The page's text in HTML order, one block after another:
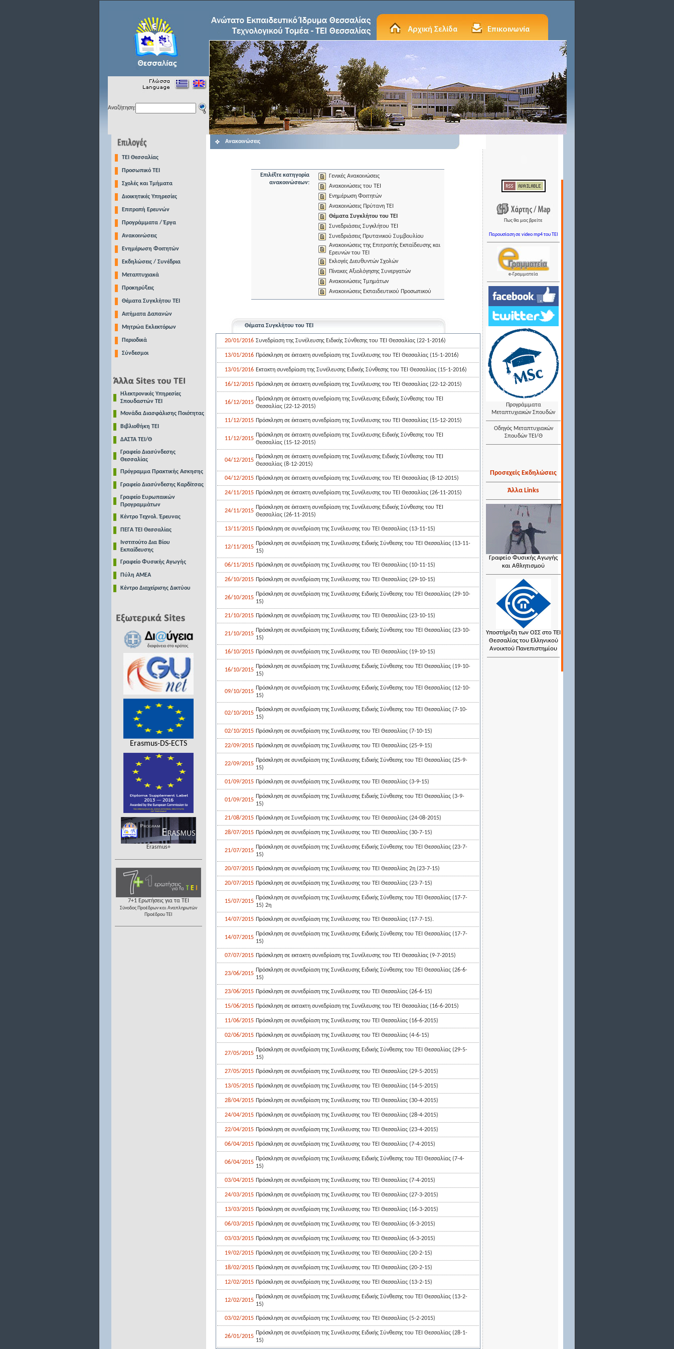
Αναζήτηση:
TEI Θεσσαλίας
Προσωπικό ΤΕΙ
Σχολές και Τμήματα
Διοικητικές Υπηρεσίες
Επιτροπή Ερευνών
Προγράμματα / Έργα
Ανακοινώσεις
Ενημέρωση Φοιτητών
Εκδηλώσεις / Συνέδρια
Μεταπτυχιακά
Προκηρύξεις
Θέματα Συγκλήτου ΤΕΙ
Αιτήματα Δαπανών
Μητρώα Εκλεκτόρων
Περιοδικά
Σύνδεσμοι
Ηλεκτρονικές Υπηρεσίες
Σπουδαστών ΤΕΙ
Μονάδα Διασφάλισης Ποιότητας
Βιβλιοθήκη ΤΕΙ
ΔΑΣΤΑ ΤΕΙ/Θ
Γραφείο Διασύνδεσης
Θεσσαλίας
Πρόγραμμα Πρακτικής Ασκησης
Γραφείο Διασύνδεσης Καρδίτσας
Γραφείο Ευρωπαικών
Προγραμμάτων
Κέντρο Τεχνολ. Έρευνας
ΠΕΓΑ ΤΕΙ Θεσσαλίας
Ινστιτούτο Δια Βίου
Εκπαίδευσης
Γραφείο Φυσικής Αγωγής
Πύλη ΑΜΕΑ
Κέντρο Διαχείρισης Δικτύου
Erasmus-DS-ECTS
Erasmus+
7+1 Ερωτήσεις για τα ΤΕΙ
Σύνοδος Προέδρων και Αναπληρωτών
Προέδρου ΤΕΙ
Ανακοινώσεις
Επιλέξτε κατηγορία
ανακοινώσεων:
Γενικές Ανακοινώσεις
Ανακοινώσεις του ΤΕΙ
Ενημέρωση Φοιτητών
Ανακοινώσεις Πρύτανη TEI
Θέματα Συγκλήτου του ΤΕΙ
Συνεδριάσεις Συγκλήτου ΤΕΙ
Συνεδριάσεις Πρυτανικού Συμβουλίου
Ανακοινώσεις της Επιτροπής Εκπαίδευσης και
Ερευνών του ΤΕΙ
Εκλογές Διευθυντών Σχολών
Πίνακες Αξιολόγησης Συνεργατών
Ανακοινώσεις Τμημάτων
Ανακοινώσεις Εκπαιδευτικού Προσωπικού
Θέματα Συγκλήτου του ΤΕΙ
20/01/2016 Συνεδρίαση της Συνέλευσης Ειδικής Σύνθεσης του ΤΕΙ Θεσσαλίας (22-1-2016)
13/01/2016 Πρόσκληση σε έκτακτη συνεδρίαση της Συνέλευσης του ΤΕΙ Θεσσαλίας (15-1-2016)
13/01/2016 Εκτακτη συνεδρίαση της Συνέλευσης Ειδικής Σύνθεσης του ΤΕΙ Θεσσαλίας (15-1-2016)
16/12/2015 Πρόσκληση σε έκτακτη συνεδρίαση της Συνέλευσης του ΤΕΙ Θεσσαλίας (22-12-2015)
16/12/2015
Πρόσκληση σε έκτακτη συνεδρίαση της Συνέλευσης Ειδικής Σύνθεσης του ΤΕΙ
Θεσσαλίας (22-12-2015)
11/12/2015 Πρόσκληση σε έκτακτη συνεδρίαση της Συνέλευσης του ΤΕΙ Θεσσαλίας (15-12-2015)
11/12/2015
Πρόσκληση σε έκτακτη συνεδρίαση της Συνέλευσης Ειδικής Σύνθεσης του ΤΕΙ
Θεσσαλίας (15-12-2015)
04/12/2015
Πρόσκληση σε έκτακτη συνεδρίαση της Συνέλευσης Ειδικής Σύνθεσης του ΤΕΙ
Θεσσαλίας (8-12-2015)
04/12/2015 Πρόσκληση σε έκτακτη συνεδρίαση της Συνέλευσης του ΤΕΙ Θεσσαλίας (8-12-2015)
24/11/2015 Πρόσκληση σε έκτακτη συνεδρίαση της Συνέλευσης του ΤΕΙ Θεσσαλίας (26-11-2015)
24/11/2015
Πρόσκληση σε έκτακτη συνεδρίαση της Συνέλευσης Ειδικής Σύνθεσης του ΤΕΙ
Θεσσαλίας (26-11-2015)
13/11/2015 Πρόσκληση σε συνεδρίαση της Συνέλευσης του ΤΕΙ Θεσσαλίας (13-11-15)
12/11/2015
Πρόσκληση σε συνεδρίαση της Συνέλευσης Ειδικής Σύνθεσης του ΤΕΙ Θεσσαλίας (13-11-
15)
06/11/2015 Πρόσκληση σε συνεδρίαση της Συνέλευσης του ΤΕΙ Θεσσαλίας (10-11-15)
26/10/2015 Πρόσκληση σε συνεδρίαση της Συνέλευσης του ΤΕΙ Θεσσαλίας (29-10-15)
26/10/2015
Πρόσκληση σε συνεδρίαση της Συνέλευσης Ειδικής Σύνθεσης του ΤΕΙ Θεσσαλίας (29-10-
15)
21/10/2015 Πρόσκληση σε συνεδρίαση της Συνέλευσης του ΤΕΙ Θεσσαλίας (23-10-15)
21/10/2015
Πρόσκληση σε συνεδρίαση της Συνέλευσης Ειδικής Σύνθεσης του ΤΕΙ Θεσσαλίας (23-10-
15)
16/10/2015 Πρόσκληση σε συνεδρίαση της Συνέλευσης του ΤΕΙ Θεσσαλίας (19-10-15)
16/10/2015
Πρόσκληση σε συνεδρίαση της Συνέλευσης Ειδικής Σύνθεσης του ΤΕΙ Θεσσαλίας (19-10-
15)
09/10/2015
Πρόσκληση σε συνεδρίαση της Συνέλευσης Ειδικής Σύνθεσης του ΤΕΙ Θεσσαλίας (12-10-
15)
02/10/2015
Πρόσκληση σε συνεδρίαση της Συνέλευσης Ειδικής Σύνθεσης του ΤΕΙ Θεσσαλίας (7-10-
15)
02/10/2015 Πρόσκληση σε συνεδρίαση της Συνέλευσης του ΤΕΙ Θεσσαλίας (7-10-15)
22/09/2015 Πρόσκληση σε συνεδρίαση της Συνέλευσης του ΤΕΙ Θεσσαλίας (25-9-15)
22/09/2015
Πρόσκληση σε συνεδρίαση της Συνέλευσης Ειδικής Σύνθεσης του ΤΕΙ Θεσσαλίας (25-9-
15)
01/09/2015 Πρόσκληση σε συνεδρίαση της Συνέλευσης του ΤΕΙ Θεσσαλίας (3-9-15)
01/09/2015
Πρόσκληση σε συνεδρίαση της Συνέλευσης Ειδικής Σύνθεσης του ΤΕΙ Θεσσαλίας (3-9-
15)
21/08/2015 Πρόσκληση σε Συνεδρίαση της Συνέλευσης του ΤΕΙ Θεσσαλίας (24-08-2015)
28/07/2015 Πρόσκληση σε συνεδρίαση της Συνέλευσης του ΤΕΙ Θεσσαλίας (30-7-15)
21/07/2015
Πρόσκληση σε συνεδρίαση της Συνέλευσης Ειδικής Σύνθεσης του ΤΕΙ Θεσσαλίας (23-7-
15)
20/07/2015 Πρόσκληση σε συνεδρίαση της Συνέλευσης του ΤΕΙ Θεσσαλίας 2η (23-7-15)
20/07/2015 Πρόσκληση σε συνεδρίαση της Συνέλευσης του ΤΕΙ Θεσσαλίας (23-7-15)
15/07/2015
Πρόσκληση σε συνεδρίαση της Συνέλευσης Ειδικής Σύνθεσης του ΤΕΙ Θεσσαλίας (17-7-
15) 2η
14/07/2015 Πρόσκληση σε συνεδρίαση της Συνέλευσης του ΤΕΙ Θεσσαλίας (17-7-15).
14/07/2015
Πρόσκληση σε συνεδρίαση της Συνέλευσης Ειδικής Σύνθεσης του ΤΕΙ Θεσσαλίας (17-7-
15)
07/07/2015 Πρόσκληση σε εκτακτη συνεδρίαση της Συνέλευσης του ΤΕΙ Θεσσαλίας (9-7-2015)
23/06/2015
Πρόσκληση σε συνεδρίαση της Συνέλευσης Ειδικής Σύνθεσης του ΤΕΙ Θεσσαλίας (26-6-
15)
23/06/2015 Πρόσκληση σε συνεδρίαση της Συνέλευσης του ΤΕΙ Θεσσαλίας (26-6-15)
15/06/2015 Πρόσκληση σε εκτακτη συνεδρίαση της Συνέλευσης του ΤΕΙ Θεσσαλίας (16-6-2015)
11/06/2015 Πρόσκληση σε συνεδρίαση της Συνέλευσης του ΤΕΙ Θεσσαλίας (16-6-2015)
02/06/2015 Πρόσκληση σε συνεδρίαση της Συνέλευσης του ΤΕΙ Θεσσαλίας (4-6-15)
27/05/2015
Πρόσκληση σε συνεδρίαση της Συνέλευσης Ειδικής Σύνθεσης του ΤΕΙ Θεσσαλίας (29-5-
15)
27/05/2015 Πρόσκληση σε συνεδρίαση της Συνέλευσης του ΤΕΙ Θεσσαλίας (29-5-2015)
13/05/2015 Πρόσκληση σε συνεδρίαση της Συνέλευσης του ΤΕΙ Θεσσαλίας (14-5-2015)
28/04/2015 Πρόσκληση σε συνεδρίαση της Συνέλευσης του ΤΕΙ Θεσσαλίας (30-4-2015)
24/04/2015 Πρόσκληση σε συνεδρίαση της Συνέλευσης του ΤΕΙ Θεσσαλίας (28-4-2015)
22/04/2015 Πρόσκληση σε συνεδρίαση της Συνέλευσης του ΤΕΙ Θεσσαλίας (23-4-2015)
06/04/2015 Πρόσκληση σε συνεδρίαση της Συνέλευσης του ΤΕΙ Θεσσαλίας (7-4-2015)
06/04/2015
Πρόσκληση σε συνεδρίαση της Συνέλευσης Ειδικής Σύνθεσης του ΤΕΙ Θεσσαλίας (7-4-
15)
03/04/2015 Πρόσκληση σε συνεδρίαση της Συνέλευσης του ΤΕΙ Θεσσαλίας (7-4-2015)
24/03/2015 Πρόσκληση σε συνεδρίαση της Συνέλευσης του ΤΕΙ Θεσσαλίας (27-3-2015)
13/03/2015 Πρόσκληση σε συνεδρίαση της Συνέλευσης του ΤΕΙ Θεσσαλίας (16-3-2015)
06/03/2015 Πρόσκληση σε συνεδρίαση της Συνέλευσης του ΤΕΙ Θεσσαλίας (6-3-2015)
03/03/2015 Πρόσκληση σε συνεδρίαση της Συνέλευσης του ΤΕΙ Θεσσαλίας (6-3-2015)
19/02/2015 Πρόσκληση σε συνεδρίαση της Συνέλευσης του ΤΕΙ Θεσσαλίας (20-2-15)
18/02/2015 Πρόσκληση σε συνεδρίαση της Συνέλευσης του ΤΕΙ Θεσσαλίας (20-2-15)
12/02/2015 Πρόσκληση σε συνεδρίαση της Συνέλευσης του ΤΕΙ Θεσσαλίας (13-2-15)
12/02/2015
Πρόσκληση σε συνεδρίαση της Συνέλευσης Ειδικής Σύνθεσης του ΤΕΙ Θεσσαλίας (13-2-
15)
03/02/2015 Πρόσκληση σε συνεδρίαση της Συνέλευσης του ΤΕΙ Θεσσαλίας (5-2-2015)
26/01/2015
Πρόσκληση σε συνεδρίαση της Συνέλευσης Ειδικής Σύνθεσης του ΤΕΙ Θεσσαλίας (28-1-
15)
Πως θα μας βρείτε
Παρουσίαση σε video mp4 του TEI
e-Γραμματεία
Προγράμματα
Μεταπτυχιακών Σπουδών
Οδηγός Μεταπτυχιακών
Σπουδών ΤΕΙ/Θ
Προσεχείς Εκδηλώσεις
Άλλα Links
Γραφείο Φυσικής Αγωγής
και Αθλητισμού
Υποστήριξη των ΟΣΣ στο ΤΕΙ
Θεσσαλίας του Ελληνικού
Ανοικτού Πανεπιστημίου